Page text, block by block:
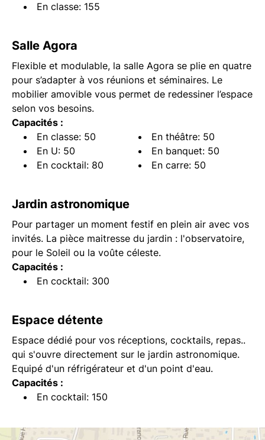
En classe: 155
Salle Agora
Flexible et modulable, la salle Agora se plie en quatre
pour s’adapter à vos réunions et séminaires. Le
mobilier amovible vous permet de redessiner l’espace
selon vos besoins.
Capacités :
En classe: 50
En théâtre: 50
En U: 50
En banquet: 50
En cocktail: 80
En carre: 50
Jardin astronomique
Pour partager un moment festif en plein air avec vos
invités. La pièce maitresse du jardin : l'observatoire,
pour le Soleil ou la voûte céleste.
Capacités :
En cocktail: 300
Espace détente
Espace dédié pour vos réceptions, cocktails, repas..
qui s'ouvre directement sur le jardin astronomique.
Equipé d'un réfrigérateur et d'un point d'eau.
Capacités :
En cocktail: 150